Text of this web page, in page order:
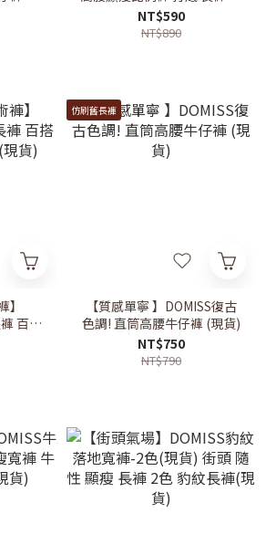
瘦 長褲S-XL(現貨)
NT$590
NT$890
】
百搭
貨)
仿刷舊長褲
【質感單寧 】DOMISS復古
色調! 直筒高腰牛仔褲 (現貨)
NT$750
NT$790